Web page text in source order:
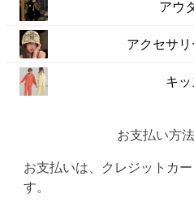
アウ
アクセサ
キ
お支払い方
お支払いは、クレジットカ
す。